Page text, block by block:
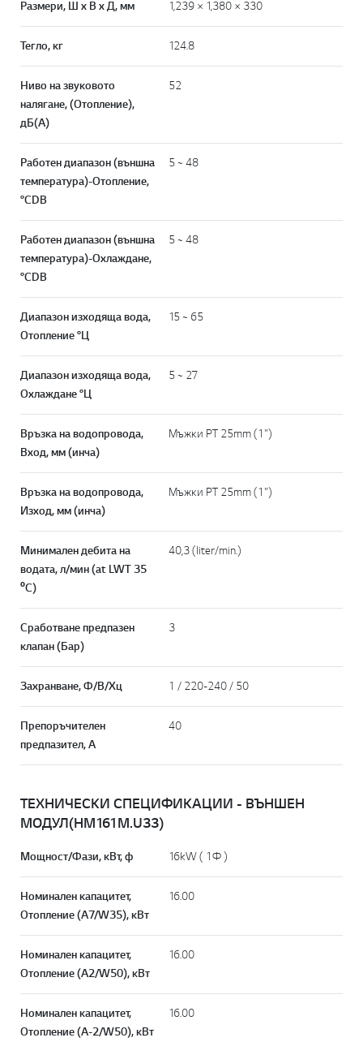
Размери, Ш x В x Д, мм 1,239 × 1,380 × 330
Тегло, кг 124.8
Ниво на звуковото
налягане, (Отопление),
дБ(А)
52
Работен диапазон (външна
температура)-Отопление,
°CDB
5 ~ 48
Работен диапазон (външна
температура)-Охлаждане,
°CDB
5 ~ 48
Диапазон изходяща вода,
Отопление °Ц
15 ~ 65
Диапазон изходяща вода,
Охлаждане °Ц
5 ~ 27
Връзка на водопровода,
Вход, мм (инча)
Мъжки PT 25mm (1")
Връзка на водопровода,
Изход, мм (инча)
Мъжки PT 25mm (1")
Минимален дебита на
водата, л/мин (at LWT 35
ºC)
40,3 (liter/min.)
Сработване предпазен
клапан (Бар)
3
Захранване, Ф/В/Хц 1 / 220-240 / 50
Препоръчителен
предпазител, А
40
ТЕХНИЧЕСКИ СПЕЦИФИКАЦИИ - ВЪНШЕН
МОДУЛ(HM161M.U33)
Мощност/Фази, кВт, ф 16kW ( 1Ф )
Номинален капацитет,
Отопление (A7/W35), кВт
16.00
Номинален капацитет,
Отопление (A2/W50), кВт
16.00
Номинален капацитет,
Отопление (A-2/W50), кВт
16.00